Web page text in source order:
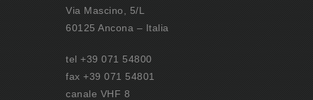
Via Mascino, 5/L
60125 Ancona – Italia
tel +39 071 54800
fax +39 071 54801
canale VHF 8